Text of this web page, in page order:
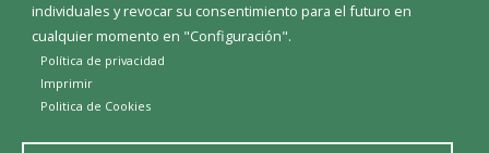
individuales y revocar su consentimiento para el futuro en
cualquier momento en "Configuración".
Política de privacidad
Imprimir
Politica de Cookies